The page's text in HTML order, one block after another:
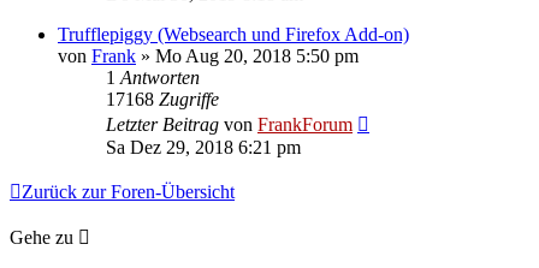
Trufflepiggy (Websearch und Firefox Add-on)
von Frank » Mo Aug 20, 2018 5:50 pm
1Antworten
17168 Zugriffe
Letzter Beitrag von FrankForum
Sa Dez 29, 2018 6:21 pm
Zurück zur Foren-Übersicht
Gehe zu